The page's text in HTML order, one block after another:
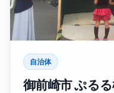
自治体
御前崎市 ぷる